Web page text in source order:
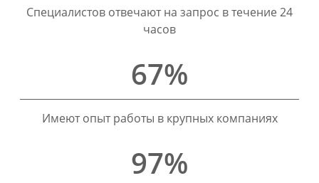
Специалистов отвечают на запрос в течение 24
часов
67%
Имеют опыт работы в крупных компаниях
97%